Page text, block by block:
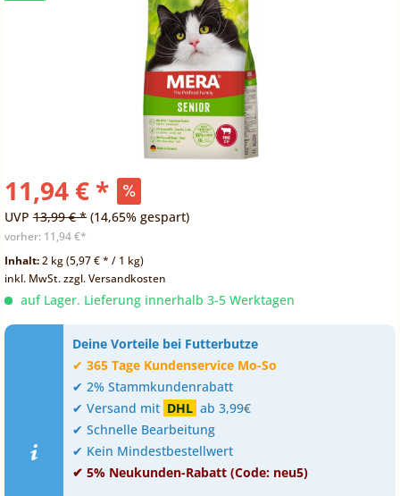
11,94 € *
UVP 13,99 € * (14,65% gespart)
vorher: 11,94 €*
Inhalt:2 kg (5,97 € * / 1 kg)
inkl. MwSt.zzgl. Versandkosten
auf Lager. Lieferung innerhalb 3-5 Werktagen
Deine Vorteile bei Futterbutze
✔ 365 Tage Kundenservice Mo-So
✔ 2% Stammkundenrabatt
✔ Versand mit DHL ab 3,99€
✔ Schnelle Bearbeitung
✔ Kein Mindestbestellwert
✔ 5% Neukunden-Rabatt (Code: neu5)